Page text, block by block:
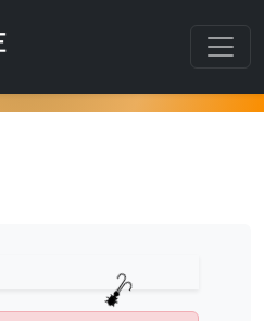
раздел???